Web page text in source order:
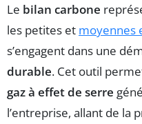
Le bilan carbone
les petites et moyennes
s’engagent dans une
durable. Cet outil
gaz à effet de serre
l’entreprise, allant de la